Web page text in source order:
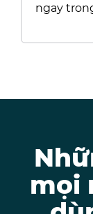
ngay
mọi